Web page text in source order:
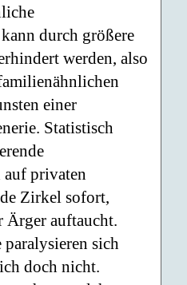
durch größere
werden, also
einer
Statistisch
auf privaten
Zirkel sofort,
Ärger auftaucht.
paralysieren sich
doch nicht.